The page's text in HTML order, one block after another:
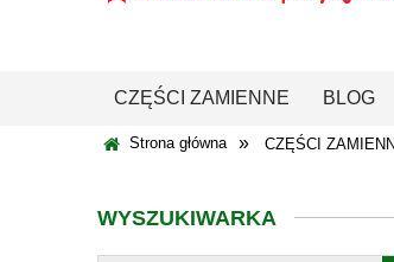
CZĘŚCI ZAMIENNE BLOG
Strona główna » CZĘŚCI
WYSZUKIWARKA